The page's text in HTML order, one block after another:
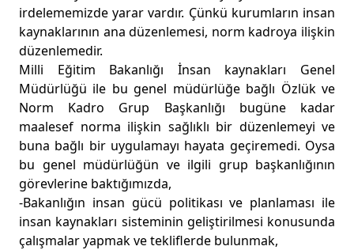
irdelememizde yarar vardır. Çünkü kurumların insan
kaynaklarının ana düzenlemesi, norm kadroya ilişkin
düzenlemedir.
Milli Eğitim Bakanlığı İnsan kaynakları Genel
Müdürlüğü ile bu genel müdürlüğe bağlı Özlük ve
Norm Kadro Grup Başkanlığı bugüne kadar
maalesef norma ilişkin sağlıklı bir düzenlemeyi ve
buna bağlı bir uygulamayı hayata geçiremedi. Oysa
bu genel müdürlüğün ve ilgili grup başkanlığının
görevlerine baktığımızda,
-Bakanlığın insan gücü politikası ve planlaması ile
insan kaynakları sisteminin geliştirilmesi konusunda
çalışmalar yapmak ve tekliflerde bulunmak,